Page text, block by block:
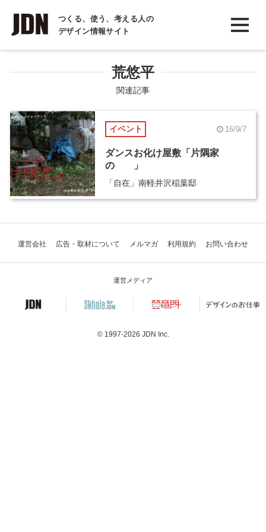
つくる、使う、考える人の
デザイン情報サイト
INTERVIEW
インタビュー
COLUMN
コラム
荒悠平
関連記事
イベント 16/9/7
ダンスお化け屋敷「片隅家
の 」
「自在」南軽井沢稲葉邸
運営会社 広告・取材について メルマガ 利用規約 お問い合わせ
運営メディア
© 1997-2026 JDN Inc.